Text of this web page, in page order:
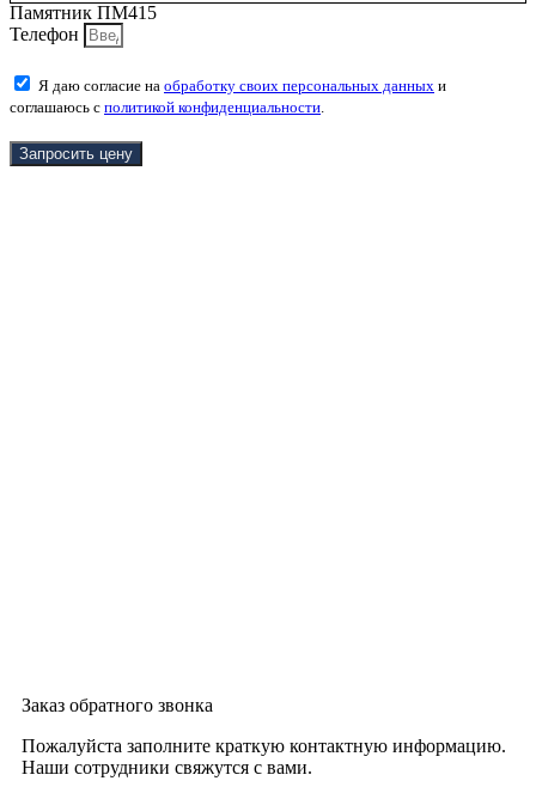
Памятник ПМ415
Телефон
Я даю согласие на обработку своих персональных данных и
соглашаюсь с политикой конфиденциальности
Запросить цену
Заказ обратного звонка
Пожалуйста заполните краткую контактную информацию.
Наши сотрудники свяжутся с вами.